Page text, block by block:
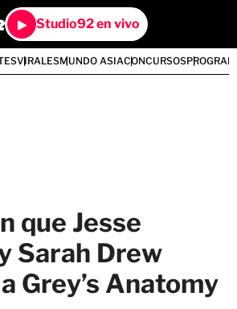
Studio92 en vivo
VIRALESMUNDO ASIACONCURSOS
que Jesse
Sarah Drew
Grey’s Anatomy